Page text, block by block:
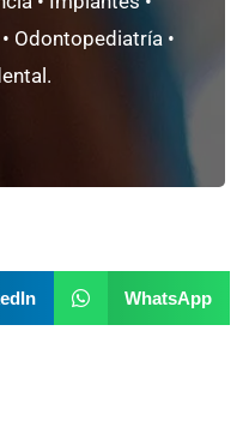
Odontopediatría •
en laodontología
WhatsApp